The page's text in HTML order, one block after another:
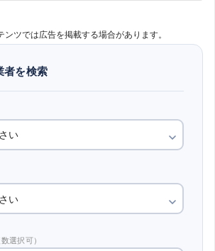
ンツでは広告を掲載する場合があります。
者を検索
数選択可）